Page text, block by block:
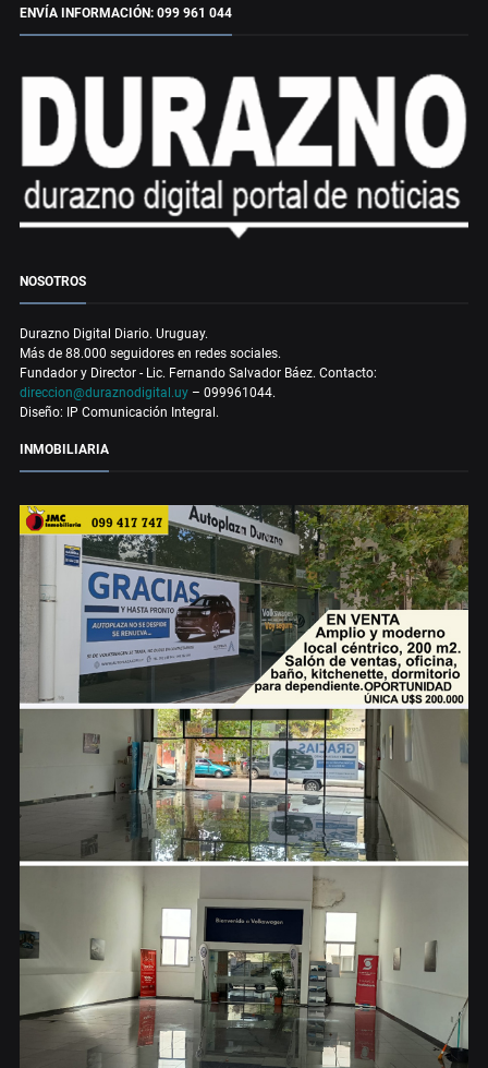
ENVÍA INFORMACIÓN: 099 961 044
NOSOTROS
Durazno Digital Diario. Uruguay.
Más de 88.000 seguidores en redes sociales.
Fundador y Director - Lic. Fernando Salvador Báez. Contacto:
direccion@duraznodigital.uy – 099961044.
Diseño: IP Comunicación Integral.
INMOBILIARIA